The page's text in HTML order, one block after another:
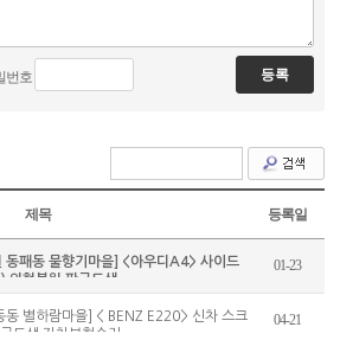
호
제목 등록일
동패동 물향기마을] <아우디A4> 사이드
외형복원 판금도색
01-23
동 별하람마을] < BENZ E220> 신차 스크
도색 자차보험수리
04-21